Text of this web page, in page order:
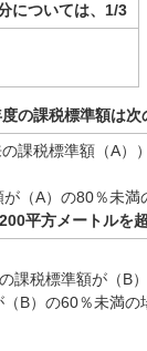
については、1/3
の課税標準額は次
課税標準額（A）
（A）の80％未満
200平方メートルを
課税標準額が（B
B）の60％未満の